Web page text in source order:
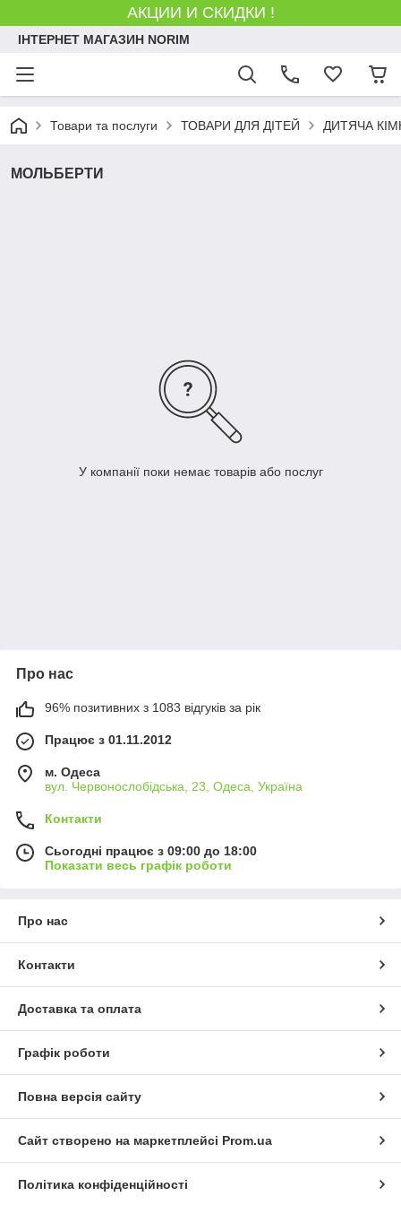
АКЦИИ И СКИДКИ !
ІНТЕРНЕТ МАГАЗИН NORIM
Товари та послуги ТОВАРИ ДЛЯ ДІТЕЙ ДИТЯЧА
МОЛЬБЕРТИ
У компанії поки немає товарів або послуг
Про нас
96% позитивних з 1083 відгуків за рік
Працює з 01.11.2012
м. Одеса
вул. Червонослобідська, 23, Одеса, Україна
Контакти
Сьогодні працює з 09:00 до 18:00
Показати весь графік роботи
Про нас
Контакти
Доставка та оплата
Графік роботи
Повна версія сайту
Сайт створено на маркетплейсі Prom.ua
Політика конфіденційності